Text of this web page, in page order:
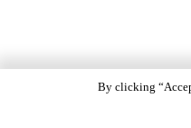
By clicking